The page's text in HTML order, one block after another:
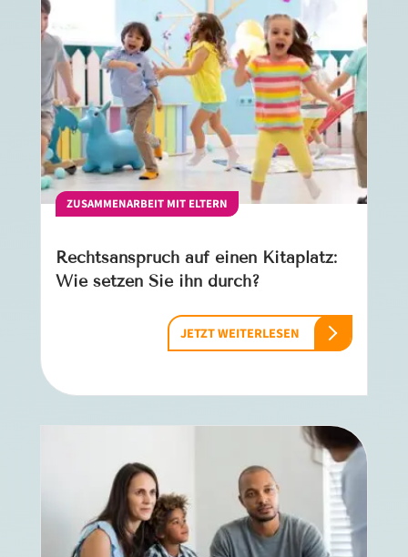
ZUSAMMENARBEIT MIT ELTERN
Rechtsanspruch auf einen Kitaplatz:
Wie setzen Sie ihn durch?
JETZT WEITERLESEN